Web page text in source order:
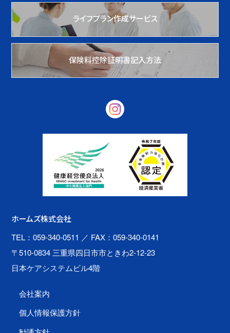
ライフプラン作成サービス
保険料控除証明書記入方法
ホームズ株式会社
TEL：059-340-0511 ／ FAX：059-340-0141
〒510-0834 三重県四日市市ときわ2-12-23
日本ケアシステムビル4階
会社案内
個人情報保護方針